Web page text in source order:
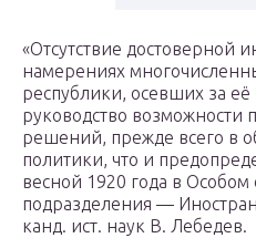
«Отсутствие достоверной
намерениях
республики, осевших за
руководство возможности
решений, прежде всего в
политики, что и
весной 1920 года в
подразделения —
канд. ист. наук В. Лебедев.